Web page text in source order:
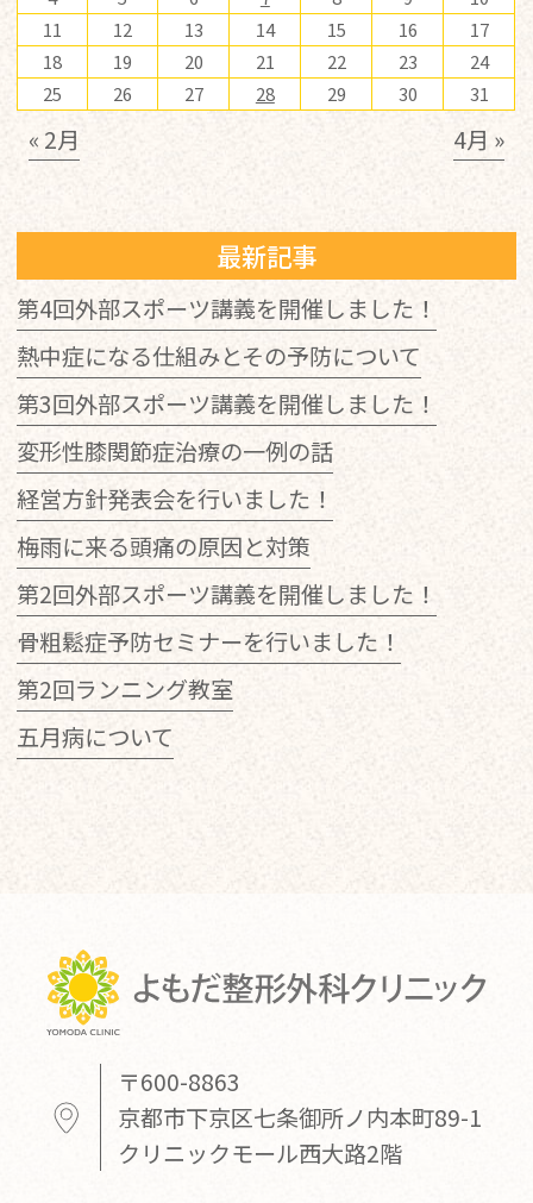
11
12 13 14 15 16
17
18
19 20 21 22 23
24
25
26 27 28 29 30 31
« 2月 4月 »
最新記事
第4回外部スポーツ講義を開催しました！
熱中症になる仕組みとその予防について
第3回外部スポーツ講義を開催しました！
変形性膝関節症治療の一例の話
経営方針発表会を行いました！
梅雨に来る頭痛の原因と対策
第2回外部スポーツ講義を開催しました！
骨粗鬆症予防セミナーを行いました！
第2回ランニング教室
五月病について
〒600-8863
京都市下京区七条御所ノ内本町89-1
クリニックモール西大路2階